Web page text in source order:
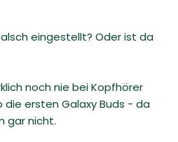
eingestellt? Oder ist da
noch nie bei Kopfhörer
ersten Galaxy Buds - da
gar nicht.